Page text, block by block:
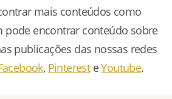
mais conteúdos como
pode encontrar conteúdo sobre
publicações das nossas redes
book, PinteresteYoutube.